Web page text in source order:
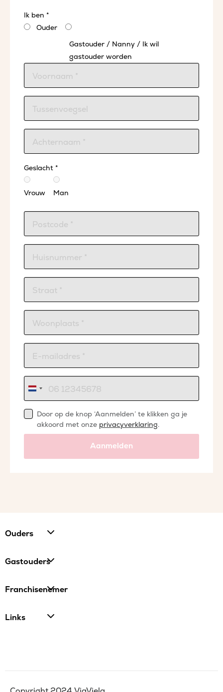
Ik ben *
Ouder
Gastouder / Nanny / Ik wil
gastouder worden
Geslacht *
Vrouw Man
Nederland
+31
Door op de knop ‘Aanmelden’ te klikken ga je
akkoord met onze privacyverklaring.
Aanmelden
Ouders
Gastouders
Franchisenemer
Links